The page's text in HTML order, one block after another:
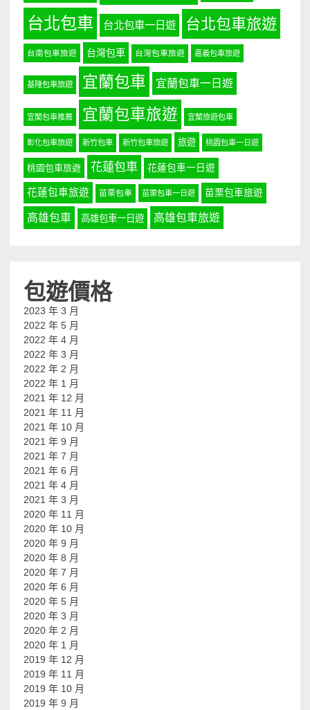
台北包車 台北包車一日遊 台北包車旅遊
台南包車旅遊 台灣包車 台灣包車旅遊 嘉義包車旅遊
基隆包車旅遊 宜蘭包車 宜蘭包車一日遊
宜蘭包車推薦 宜蘭包車旅遊 宜蘭旅遊包車
彰化包車旅遊 新竹包車 新竹包車旅遊 旅遊 桃園包車一日遊
桃園包車旅遊 花蓮包車 花蓮包車一日遊
花蓮包車旅遊 苗栗包車 苗栗包車一日遊 苗栗包車旅遊
高雄包車 高雄包車一日遊 高雄包車旅遊
包遊價格
2023 年 3 月
2022 年 5 月
2022 年 4 月
2022 年 3 月
2022 年 2 月
2022 年 1 月
2021 年 12 月
2021 年 11 月
2021 年 10 月
2021 年 9 月
2021 年 7 月
2021 年 6 月
2021 年 4 月
2021 年 3 月
2020 年 11 月
2020 年 10 月
2020 年 9 月
2020 年 8 月
2020 年 7 月
2020 年 6 月
2020 年 5 月
2020 年 3 月
2020 年 2 月
2020 年 1 月
2019 年 12 月
2019 年 11 月
2019 年 10 月
2019 年 9 月